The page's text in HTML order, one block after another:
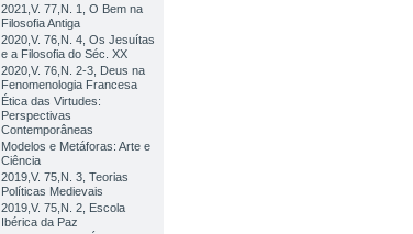
2021,V. 77,N. 1, O Bem na
Filosofia Antiga
2020,V. 76,N. 4, Os Jesuítas
e a Filosofia do Séc. XX
2020,V. 76,N. 2-3, Deus na
Fenomenologia Francesa
Ética das Virtudes:
Perspectivas
Contemporâneas
Modelos e Metáforas: Arte e
Ciência
2019,V. 75,N. 3, Teorias
Políticas Medievais
2019,V. 75,N. 2, Escola
Ibérica da Paz